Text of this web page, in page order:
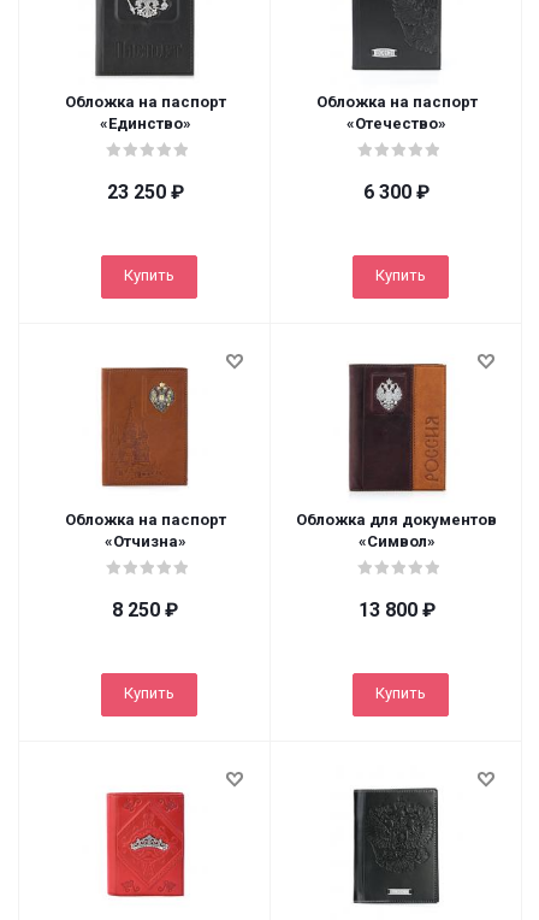
Обложка на паспорт
«Единство»
23 250₽
Купить
Обложка на паспорт
«Отечество»
6 300 ₽
Купить
Обложка на паспорт
«Отчизна»
8 250 ₽
Купить
Обложка для документов
«Символ»
13 800₽
Купить